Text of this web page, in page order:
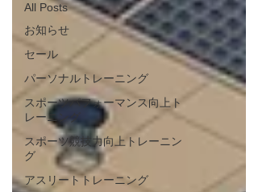
All Posts
お知らせ
セール
パーソナルトレーニング
スポーツパフォーマンス向上ト
レーニング
スポーツ競技力向上トレーニン
グ
アスリートトレーニング